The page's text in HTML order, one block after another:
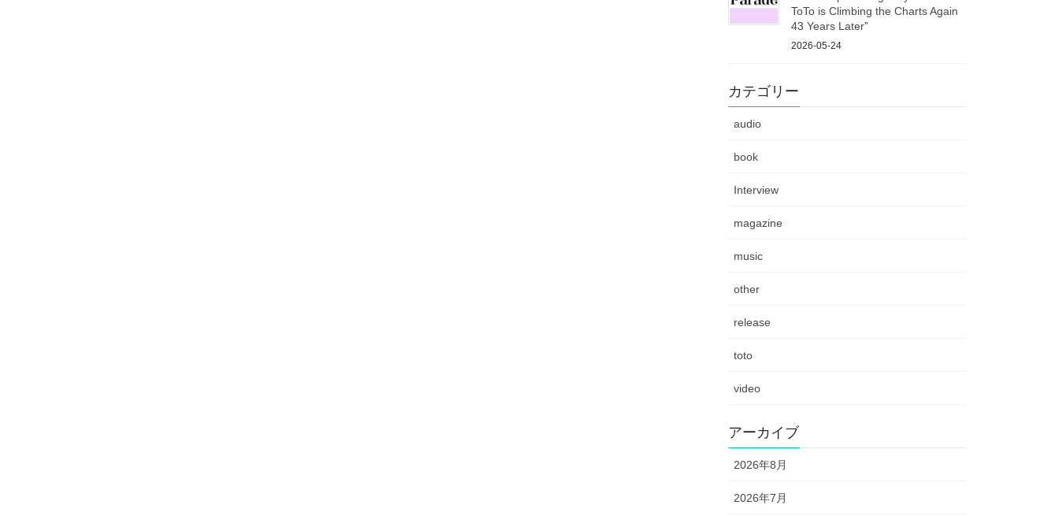
ToTo is Climbing the Charts Again
43 Years Later”
2026-05-24
カテゴリー
audio
book
Interview
magazine
music
other
release
toto
video
アーカイブ
2026年8月
2026年7月